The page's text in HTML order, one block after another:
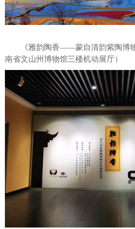
《雅韵陶香——蒙自清韵紫陶博物
南省文山州博物馆三楼机动展厅）